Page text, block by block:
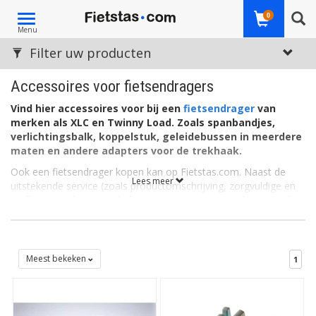
Toggle
navigation
Menu
0
Accessoires voor fietsendragers
Vind hier accessoires voor bij een fietsendrager van
merken als XLC en Twinny Load. Zoals spanbandjes,
verlichtingsbalk, koppelstuk, geleidebussen in meerdere
maten en andere adapters voor de trekhaak.
Ook een fietsendrager kopen kan op Fietstas.com. Naast de
uitstekende service (zoals productomschrijving, zorgvuldige en
kantelbaar, met ledverlichting, het kan allemaal.
Zie hier ook onze accessoires voor de fietsendrager. Zoals de
Lees meer
Filter uw producten
Meest bekeken 1